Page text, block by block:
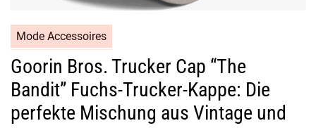
Mode Accessoires
Goorin Bros. Trucker Cap “The
Bandit” Fuchs-Trucker-Kappe: Die
perfekte Mischung aus Vintage und